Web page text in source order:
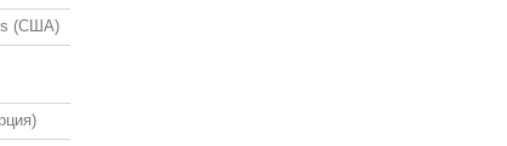
(США)